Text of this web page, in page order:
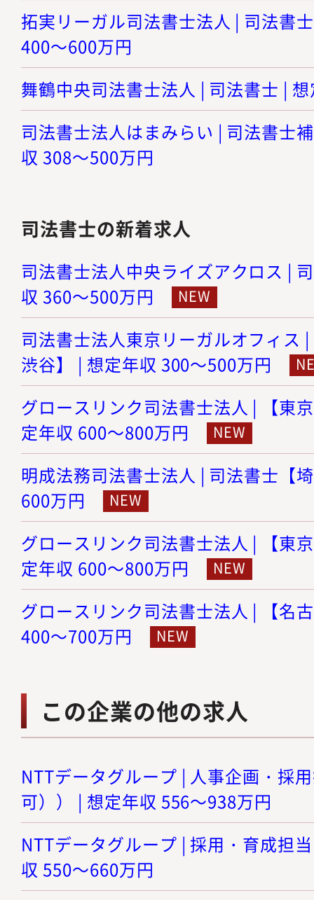
拓実リーガル司法書士法人 | 司法書
400～600万円
舞鶴中央司法書士法人 | 司法書士 |
司法書士法人はまみらい | 司法書士
収 308～500万円
司法書士の新着求人
司法書士法人中央ライズアクロス |
収 360～500万円
司法書士法人東京リーガルオフィス
渋谷】 | 想定年収 300～500万円
グロースリンク司法書士法人 | 【東
定年収 600～800万円
明成法務司法書士法人 | 司法書士【
600万円
グロースリンク司法書士法人 | 【東
定年収 600～800万円
グロースリンク司法書士法人 | 【名
400～700万円
この企業の他の求人
NTTデータグループ | 人事企画・採
可）） | 想定年収 556～938万円
NTTデータグループ | 採用・育成担
収 550～660万円